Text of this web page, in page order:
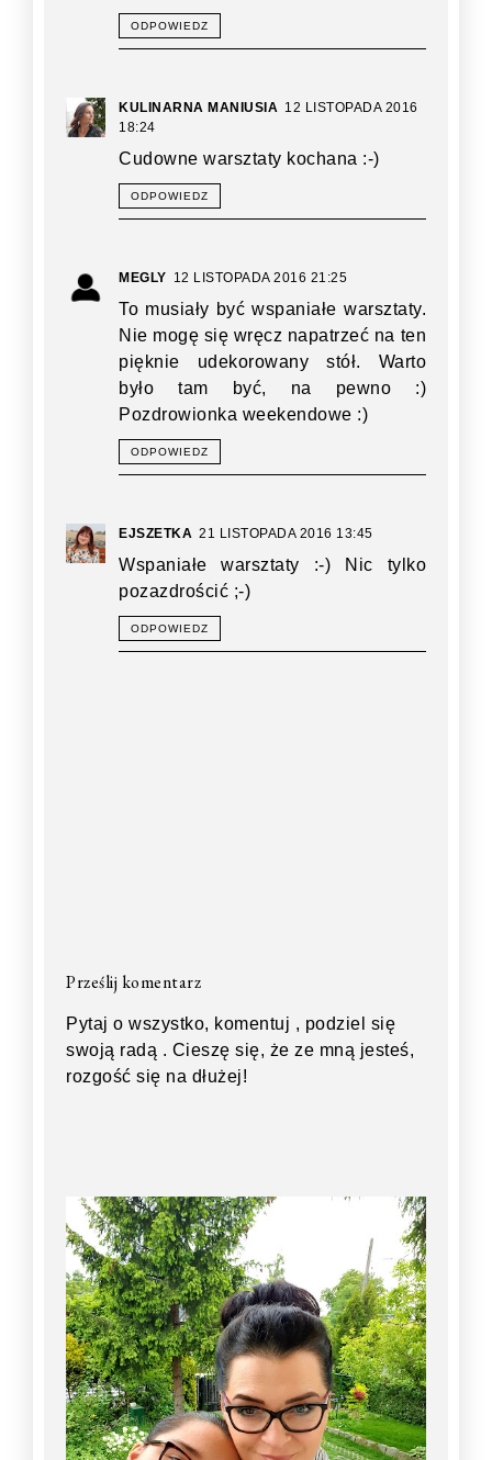
ODPOWIEDZ
KULINARNA MANIUSIA 12 LISTOPADA 2016
18:24
Cudowne warsztaty kochana :-)
ODPOWIEDZ
MEGLY 12 LISTOPADA 2016 21:25
To musiały być wspaniałe warsztaty.
Nie mogę się wręcz napatrzeć na ten
pięknie udekorowany stół. Warto
było tam być, na pewno :)
Pozdrowionka weekendowe :)
ODPOWIEDZ
EJSZETKA 21 LISTOPADA 2016 13:45
Wspaniałe warsztaty :-) Nic tylko
pozazdrościć ;-)
ODPOWIEDZ
Prześlij komentarz
Pytaj o wszystko, komentuj , podziel się
swoją radą . Cieszę się, że ze mną jesteś,
rozgość się na dłużej!